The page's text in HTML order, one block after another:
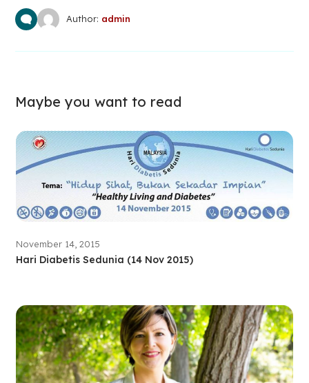
Author: admin
Maybe you want to read
November 14, 2015
Hari Diabetis Sedunia (14 Nov 2015)